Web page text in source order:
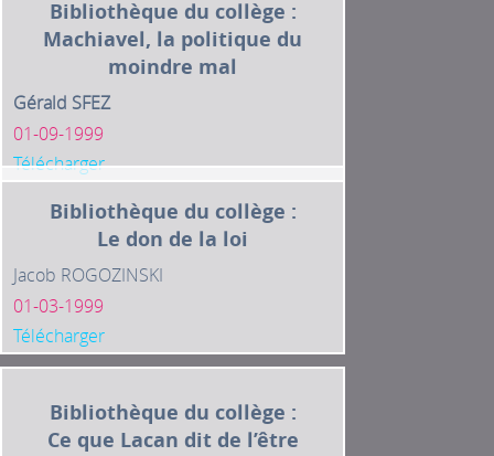
Bibliothèque du collège :
Machiavel, la politique du
moindre mal
Gérald SFEZ
01-09-1999
Télécharger
Bibliothèque du collège :
Le don de la loi
Jacob ROGOZINSKI
01-03-1999
Télécharger
Bibliothèque du collège :
Ce que Lacan dit de l’être